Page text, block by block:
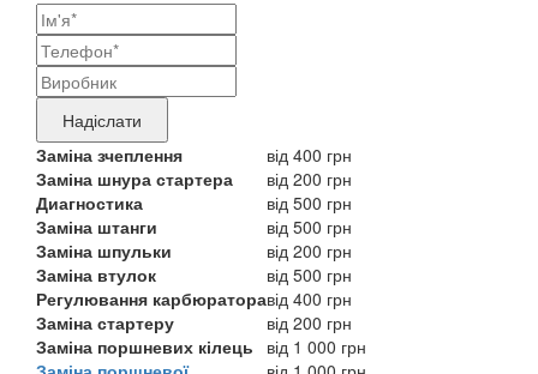
Ваші
контактні
дані
Назва
бренду
продукту,
що
потребує
ремонту
Надіслати
Заміна зчеплення
від 400 грн
Заміна шнура стартера
від 200 грн
Диагностика
від 500 грн
Заміна штанги
від 500 грн
Заміна шпульки
від 200 грн
Заміна втулок
від 500 грн
Регулювання карбюраторавід 400 грн
Заміна стартеру
від 200 грн
Заміна поршневих кілець
від 1 000 грн